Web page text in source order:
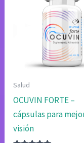
Salud
OCUVIN FORTE –
cápsulas para
visión